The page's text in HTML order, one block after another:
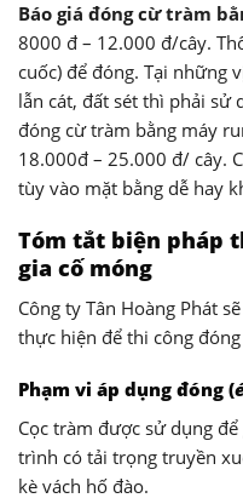
Báo giá đóng cừ tràm
8000 đ – 12.000 đ/cây.
cuốc) để đóng. Tại những
lẫn cát, đất sét thì phải sử
đóng cừ tràm bằng máy
18.000đ – 25.000 đ/ cây.
tùy vào mặt bằng dễ hay
Tóm tắt biện pháp
gia cố móng
Công ty Tân Hoàng Phát
thực hiện để thi công
Phạm vi áp dụng đóng (
Cọc tràm được sử dụng
trình có tải trọng truyền
kè vách hố đào.